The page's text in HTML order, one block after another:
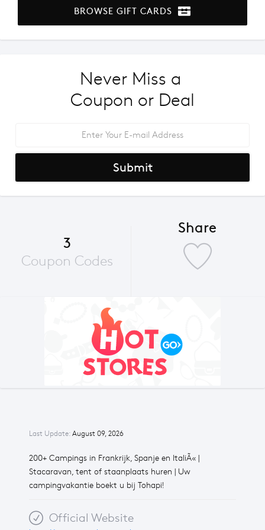
Last Update: August 09, 2026
200+ Campings in Frankrijk, Spanje en ItaliÃ« |
Stacaravan, tent of staanplaats huren | Uw
campingvakantie boekt u bij Tohapi!
Official Website
BROWSE GIFT CARDS
Never Miss a
Coupon or Deal
Submit
3
Coupon Codes
Share